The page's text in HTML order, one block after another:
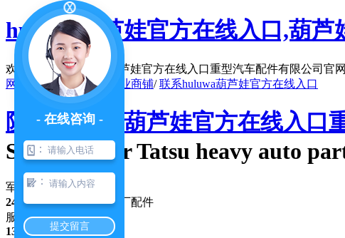
huluwa葫芦娃官方在线入口,葫
欢迎访问陕西huluwa葫芦娃官方在线入口重型汽车配件有限公司官网
网站地图/在线留言/ 企业商铺/联系huluwa葫芦娃官方在线入口
陕西huluwa葫芦娃官方在线入口
Shaanxi four Tatsu heavy auto
军(民)车配件行业 品牌
24年专注，优势纯正原厂配件
服务咨询热线
13991351017
- 在线咨询 -
：
：
提交留言